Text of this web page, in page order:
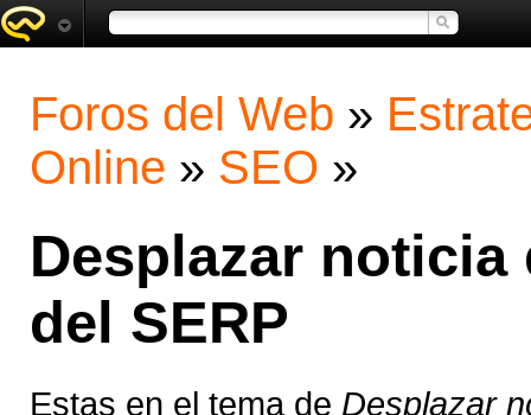
Foros del Web »
Online » SEO »
Desplazar
del SERP
Estas en el tema de Desplazar